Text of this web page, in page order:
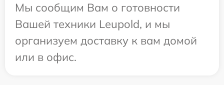
Мы сообщим Вам о готовности
Вашей техники Leupold, и мы
организуем доставку к вам домой
или в офис.